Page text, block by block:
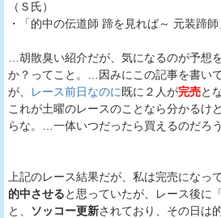
（Ｓ氏）
・「的中の伝道師 蹄を見れば～ 元装蹄師
…胡散臭い紹介だが、気になるのが予想
か？ってこと。…因みにこの記事を書い
が、
レース前日なのに 既に２人が完売と
これが土曜のレースのことなら分かるけ
らな。…一体いつだったら買えるのだろ
上記のレース結果だが、私は完売になっ
的中させると思っていたが、レース後に「
と、
ソッコー更新されており、その日は